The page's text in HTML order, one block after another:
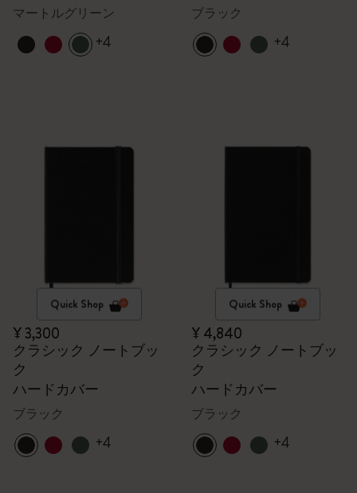
マートルグリーン
+4
ブラック
+4
Quick Shop
¥ 3,300
クラシック ノートブッ
ク
ハードカバー
ブラック
+4
Quick Shop
¥ 4,840
クラシック ノートブッ
ク
ハードカバー
ブラック
+4